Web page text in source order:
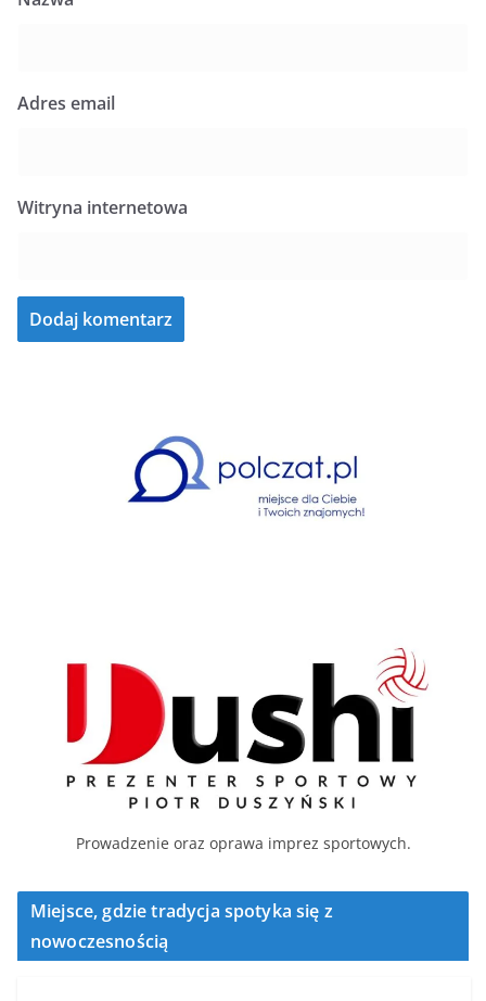
Adres email
Witryna internetowa
Prowadzenie oraz oprawa imprez sportowych.
Miejsce, gdzie tradycja spotyka się z
nowoczesnością